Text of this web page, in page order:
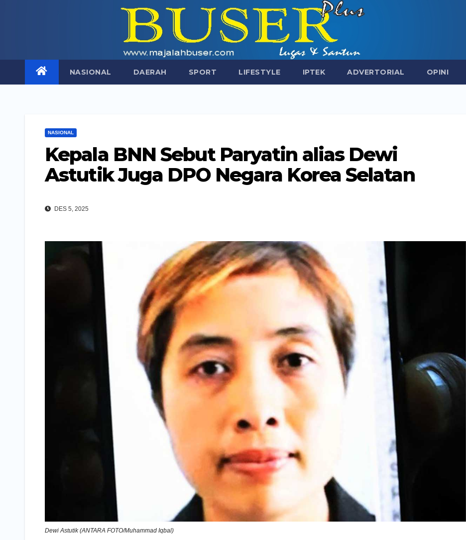
NASIONAL DAERAH SPORT LIFESTYLE IPTEK ADVERTORIAL OPINI
NASIONAL
Kepala BNN Sebut Paryatin alias Dewi
Astutik Juga DPO Negara Korea Selatan
DES 5, 2025
Dewi Astutik (ANTARA FOTO/Muhammad Iqbal)